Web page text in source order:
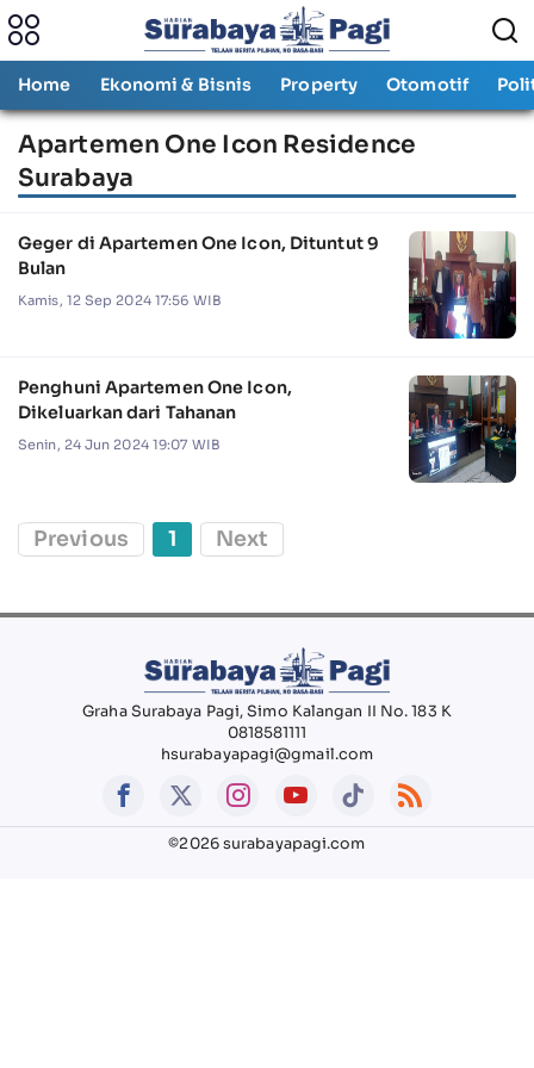
Home Ekonomi & Bisnis Property Otomotif
Apartemen One Icon Residence
Surabaya
Geger di Apartemen One Icon, Dituntut 9
Bulan
Kamis, 12 Sep 2024 17:56 WIB
Penghuni Apartemen One Icon,
Dikeluarkan dari Tahanan
Senin, 24 Jun 2024 19:07 WIB
Previous 1 Next
Graha Surabaya Pagi, Simo Kalangan II No. 183 K
0818581111
hsurabayapagi@gmail.com
©2026 surabayapagi.com